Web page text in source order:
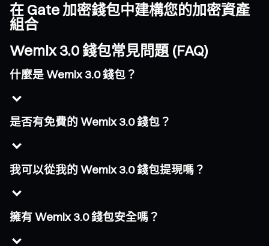
在 Gate 加密錢包中建構您的加密資產
組合
Wemix 3.0 錢包常見問題 (FAQ)
什麼是 Wemix 3.0 錢包？
是否有免費的 Wemix 3.0 錢包？
我可以從我的 Wemix 3.0 錢包提現嗎？
擁有 Wemix 3.0 錢包安全嗎？